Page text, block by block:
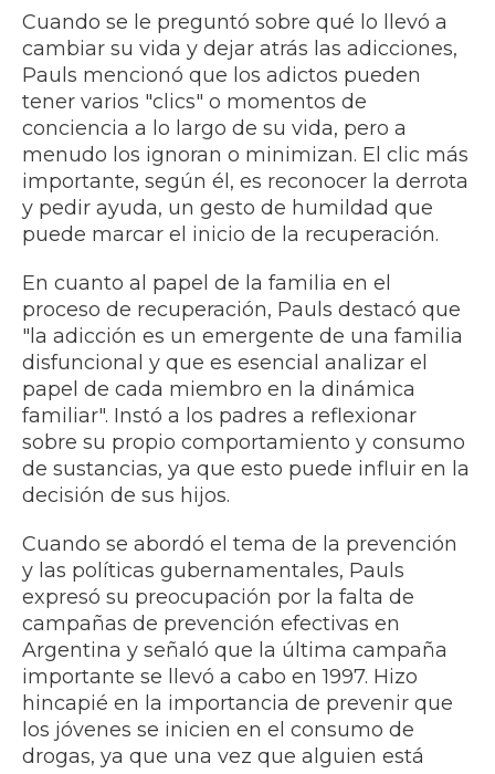
Cuando se le preguntó sobre qué lo llevó a
cambiar su vida y dejar atrás las adicciones,
Pauls mencionó que los adictos pueden
tener varios "clics" o momentos de
conciencia a lo largo de su vida, pero a
menudo los ignoran o minimizan. El clic más
importante, según él, es reconocer la derrota
y pedir ayuda, un gesto de humildad que
puede marcar el inicio de la recuperación.
En cuanto al papel de la familia en el
proceso de recuperación, Pauls destacó que
"la adicción es un emergente de una familia
disfuncional y que es esencial analizar el
papel de cada miembro en la dinámica
familiar". Instó a los padres a reflexionar
sobre su propio comportamiento y consumo
de sustancias, ya que esto puede influir en la
decisión de sus hijos.
Cuando se abordó el tema de la prevención
y las políticas gubernamentales, Pauls
expresó su preocupación por la falta de
campañas de prevención efectivas en
Argentina y señaló que la última campaña
importante se llevó a cabo en 1997. Hizo
hincapié en la importancia de prevenir que
los jóvenes se inicien en el consumo de
drogas, ya que una vez que alguien está